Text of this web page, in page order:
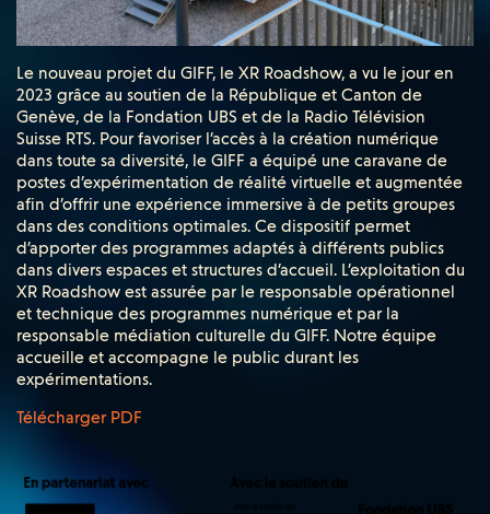
Le nouveau projet du GIFF, le XR Roadshow, a vu le jour en
2023 grâce au soutien de la République et Canton de
Genève, de la Fondation UBS et de la Radio Télévision
Suisse RTS. Pour favoriser l’accès à la création numérique
dans toute sa diversité, le GIFF a équipé une caravane de
postes d’expérimentation de réalité virtuelle et augmentée
afin d’offrir une expérience immersive à de petits groupes
dans des conditions optimales. Ce dispositif permet
d’apporter des programmes adaptés à différents publics
dans divers espaces et structures d’accueil. L’exploitation du
XR Roadshow est assurée par le responsable opérationnel
et technique des programmes numérique et par la
responsable médiation culturelle du GIFF. Notre équipe
accueille et accompagne le public durant les
expérimentations.
Télécharger PDF